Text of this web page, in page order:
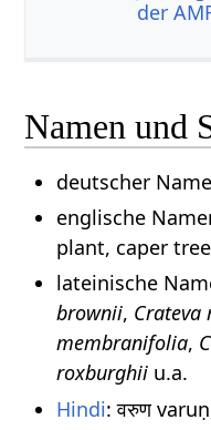
der
Namen und
deutscher
englische
plant, caper
lateinische
brownii, Crateva
membranifolia,
roxburghiiu.a.
Hindi: वरुण